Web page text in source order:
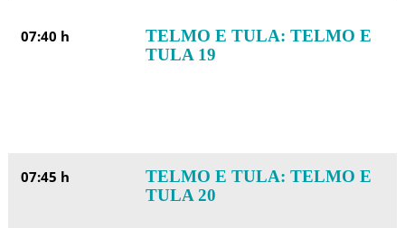
07:40 h
TELMO E TULA: TELMO E
TULA 19
07:45 h
TELMO E TULA: TELMO E
TULA 20